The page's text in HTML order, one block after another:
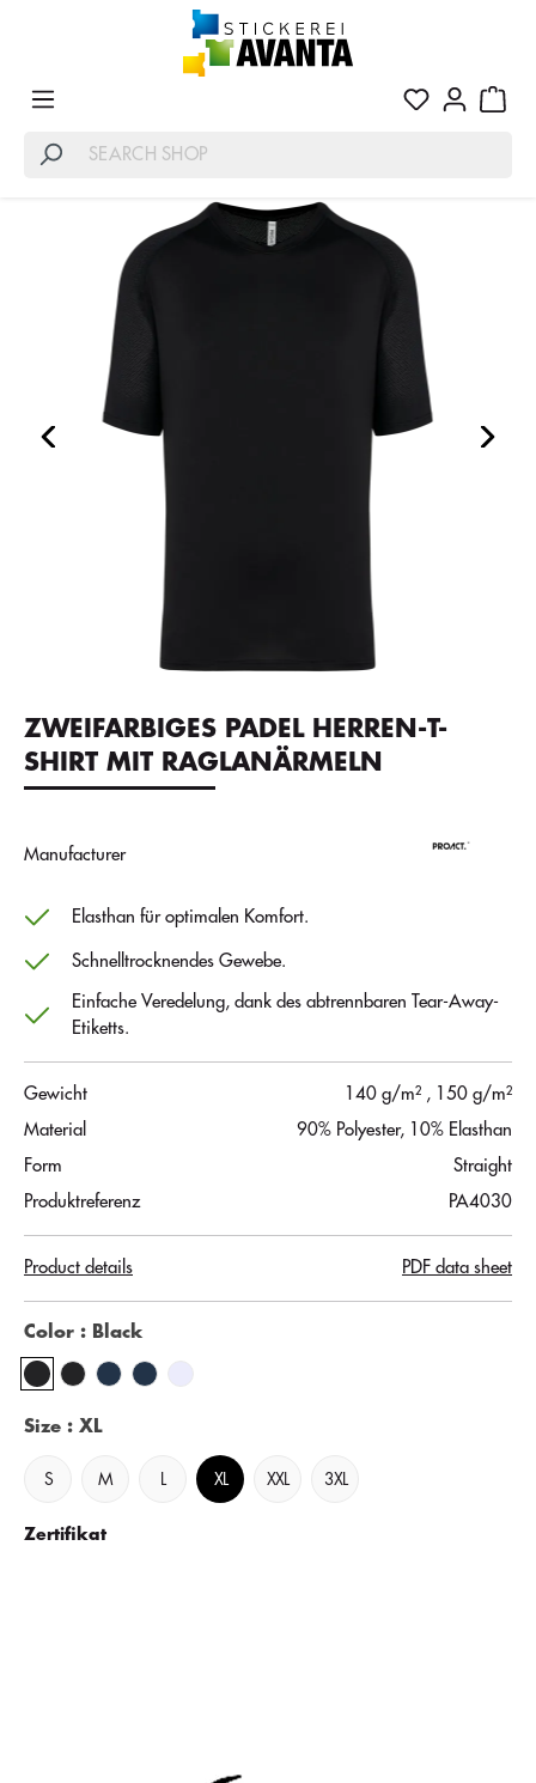
ZWEIFARBIGES PADEL HERREN-T-
SHIRT MIT RAGLANÄRMELN
Manufacturer
Elasthan für optimalen Komfort.
Schnelltrocknendes Gewebe.
Einfache Veredelung, dank des abtrennbaren Tear-Away-
Etiketts.
Gewicht 140 g/m² , 150 g/m²
Material
90% Polyester, 10% Elasthan
Form
Straight
Produktreferenz
PA4030
Product details PDF data sheet
Color : Black
Size : XL
S M XL XXL 3XL
Zertifikat